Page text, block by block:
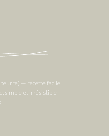
— recette facile
simple et irrésistible